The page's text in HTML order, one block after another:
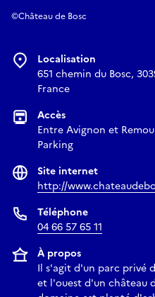
©Château de Bosc
Localisation
651 chemin du Bosc,
France
Accès
Entre Avignon et
Parking
Site internet
http://
Téléphone
04 66 57 65 11
À propos
Il s'agit d'un parc privé
et l'ouest d'un château